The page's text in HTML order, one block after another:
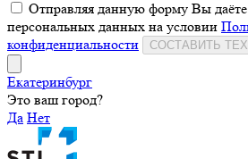
Отправляя данную форму Вы даёте
персональных данных на условии
конфиденциальности
СОСТАВИТЬ
Екатеринбург
Это ваш город?
Да Нет